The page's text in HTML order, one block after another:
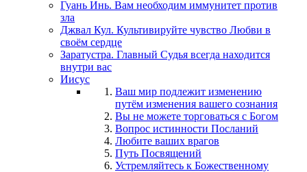
Гуань Инь. Вам необходим иммунитет против
зла
Джвал Кул. Культивируйте чувство Любви в
своём сердце
Заратустра. Главный Судья всегда находится
внутри вас
Иисус
Ваш мир подлежит изменению
путём изменения вашего сознания
Вы не можете торговаться с Богом
Вопрос истинности Посланий
Любите ваших врагов
Путь Посвящений
Устремляйтесь к Божественному